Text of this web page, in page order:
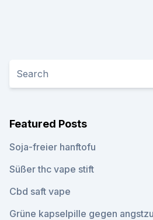
Featured Posts
Soja-freier hanftofu
Süßer thc vape stift
Cbd saft vape
Grüne kapselpille gegen